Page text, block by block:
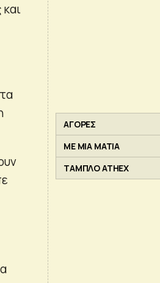
ΑΓΟΡΕΣ
ΜΕ ΜΙΑ ΜΑΤΙΑ
ΤΑΜΠΛΟ ATHEX